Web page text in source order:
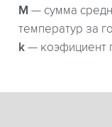
М — сумма
температур за
k — коэфициент